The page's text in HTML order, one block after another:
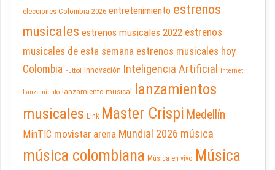
elecciones Colombia 2026 entretenimiento estrenos
musicales estrenos musicales 2022 estrenos
musicales de esta semana estrenos musicales hoy
Colombia Futbol Innovación Inteligencia Artificial Internet
Lanzamiento lanzamiento musical
lanzamientos
musicales Link Master Crispi Medellín
MinTIC movistar arena Mundial 2026 música
música colombiana Música en vivo Música